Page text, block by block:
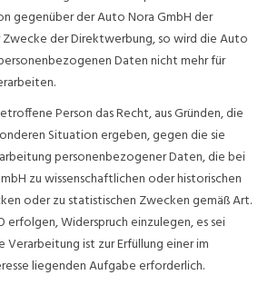
gegenüber der Auto Nora GmbH der
der Direktwerbung, so wird die Auto
Daten nicht mehr für
Person das Recht, aus Gründen, die
Situation ergeben, gegen die sie
personenbezogener Daten, die bei
zu wissenschaftlichen oder historischen
oder zu statistischen Zwecken gemäß Art.
erfolgen, Widerspruch einzulegen, es sei
Verarbeitung ist zur Erfüllung einer im
liegenden Aufgabe erforderlich.